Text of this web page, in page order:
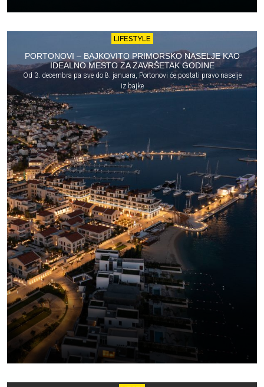
LIFESTYLE
PORTONOVI – BAJKOVITO PRIMORSKO NASELJE KAO
IDEALNO MESTO ZA ZAVRŠETAK GODINE
Od 3. decembra pa sve do 8. januara, Portonovi će postati pravo naselje
iz bajke